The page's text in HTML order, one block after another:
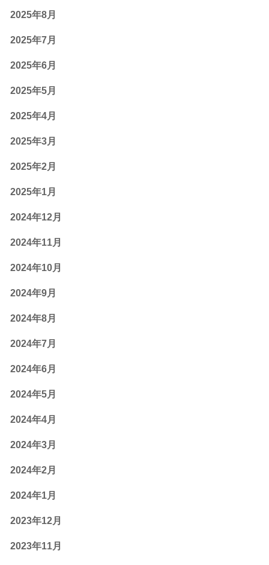
2025年8月
2025年7月
2025年6月
2025年5月
2025年4月
2025年3月
2025年2月
2025年1月
2024年12月
2024年11月
2024年10月
2024年9月
2024年8月
2024年7月
2024年6月
2024年5月
2024年4月
2024年3月
2024年2月
2024年1月
2023年12月
2023年11月